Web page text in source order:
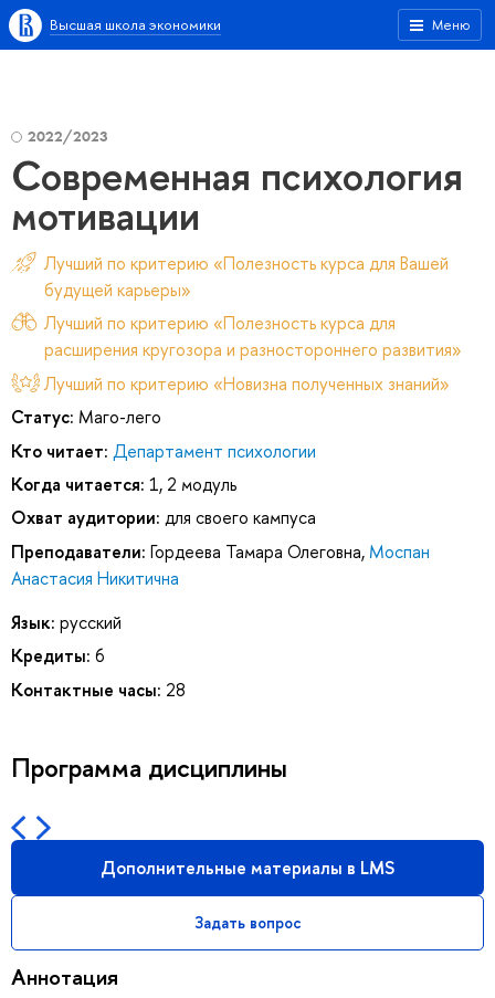
Меню
Высшая школа экономики
2022/2023
Современная психология
мотивации
Лучший по критерию «Полезность курса для Вашей
будущей карьеры»
Лучший по критерию «Полезность курса для
расширения кругозора и разностороннего развития»
Лучший по критерию «Новизна полученных знаний»
Статус: Маго-лего
Кто читает: Департамент психологии
Когда читается: 1, 2 модуль
Охват аудитории: для своего кампуса
Преподаватели: Гордеева Тамара Олеговна, Моспан
Анастасия Никитична
Язык: русский
Кредиты: 6
Контактные часы: 28
Программа дисциплины
Дополнительные материалы в LMS
Задать вопрос
Аннотация